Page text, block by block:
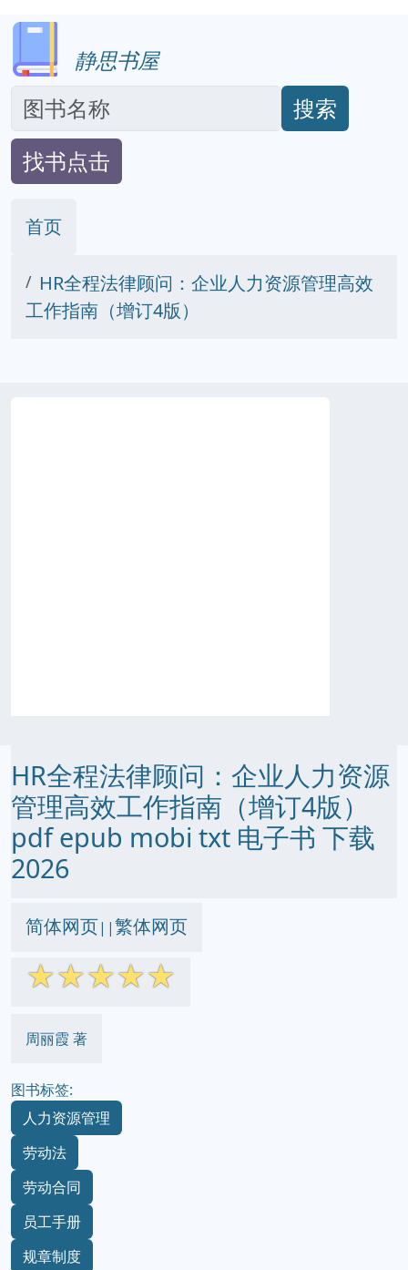
静思书屋
搜索
找书点击
首页
HR全程法律顾问：企业人力资源管理高效
工作指南（增订4版）
HR全程法律顾问：企业人力资源
管理高效工作指南（增订4版）
pdf epub mobi txt 电子书 下载
2026
简体网页||繁体网页
☆☆☆☆☆
周丽霞 著
图书标签:
人力资源管理
劳动法
劳动合同
员工手册
规章制度